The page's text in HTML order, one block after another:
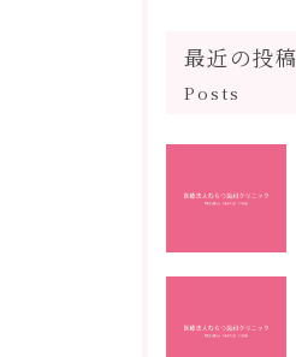
最近の投稿
Posts